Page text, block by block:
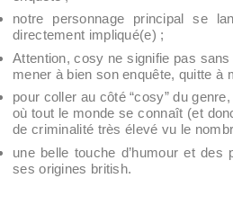
notre personnage principal se
directement impliqué(e) ;
Attention, cosy ne signifie pas
mener à bien son enquête, quitte à
pour coller au côté “cosy” du
où tout le monde se connaît (et
de criminalité très élevé vu le
une belle touche d’humour et
ses origines british.